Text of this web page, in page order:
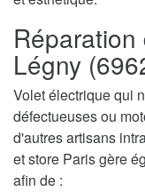
Légny
Volet électrique qui
défectueuses ou
d'autres artisans
et store Paris gère
afin de :